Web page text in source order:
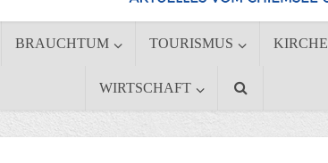
BRAUCHTUM TOURISMUS KIRCHE
WIRTSCHAFT